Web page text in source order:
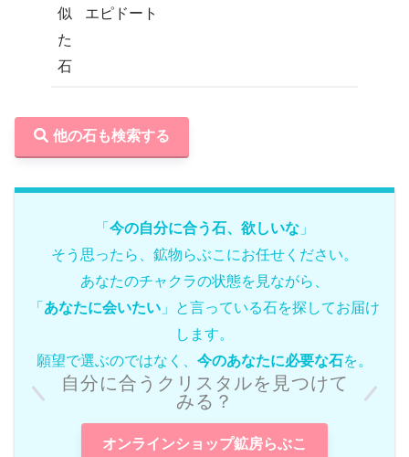
似
た
石
エピドート
他の石も検索する
「 今の自分に合う石、欲しいな 」
そう思ったら、鉱物らぶこにお任せください。
あなたのチャクラの状態を見ながら、
「 あなたに会いたい 」と言っている石を探してお届け
します。
願望で選ぶのではなく、 今のあなたに必要な石を。
自分に合うクリスタルを見つけて
みる？
オンラインショップ鉱房らぶこ